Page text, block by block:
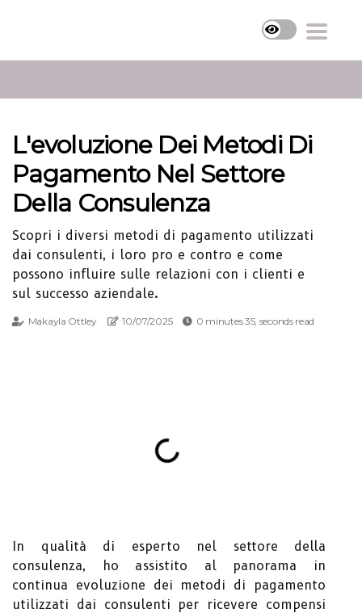
L'evoluzione Dei Metodi Di
Pagamento Nel Settore
Della Consulenza
Scopri i diversi metodi di pagamento utilizzati
dai consulenti, i loro pro e contro e come
possono influire sulle relazioni con i clienti e
sul successo aziendale.
Makayla Ottley 10/07/2025 0 minutes 35, seconds read
In qualità di esperto nel settore della
consulenza, ho assistito al panorama in
continua evoluzione dei metodi di pagamento
utilizzati dai consulenti per ricevere compensi